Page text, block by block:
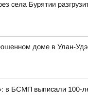
села Бурятии
доме в Улан-Удэ
в БСМП выписали 100-